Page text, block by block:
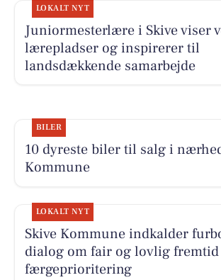
LOKALT NYT
Juniormesterlære i Skive viser
lærepladser og inspirerer til
landsdækkende samarbejde
BILER
10 dyreste biler til salg i
Kommune
LOKALT NYT
Skive Kommune indkalder
dialog om fair og lovlig
færgeprioritering